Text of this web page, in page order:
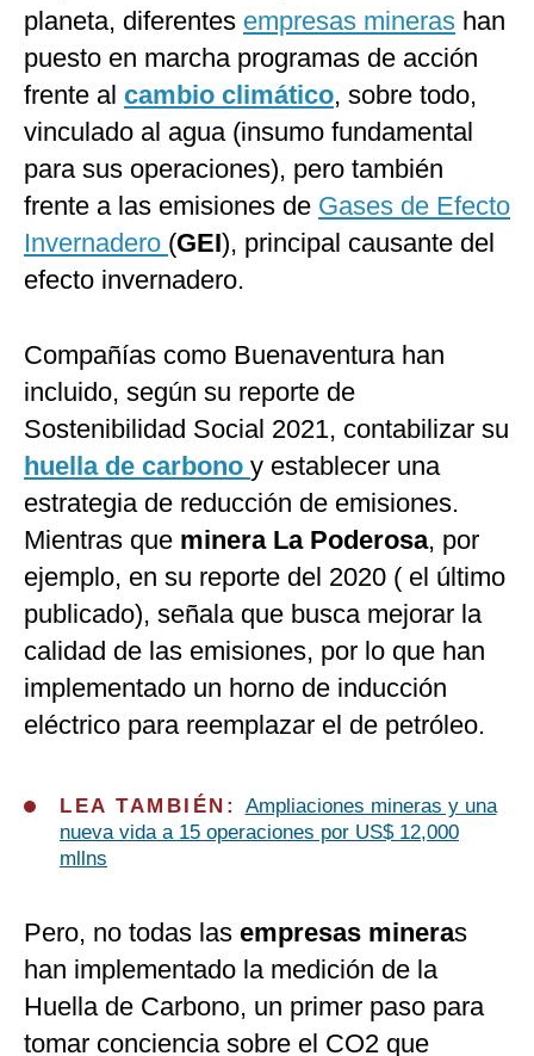
planeta, diferentes empresas mineras han
puesto en marcha programas de acción
frente al cambio climático, sobre todo,
vinculado al agua (insumo fundamental
para sus operaciones), pero también
frente a las emisiones de Gases de Efecto
Invernadero (GEI), principal causante del
efecto invernadero.
Compañías como Buenaventura han
incluido, según su reporte de
Sostenibilidad Social 2021, contabilizar su
huella de carbono y establecer una
estrategia de reducción de emisiones.
Mientras que minera La Poderosa, por
ejemplo, en su reporte del 2020 ( el último
publicado), señala que busca mejorar la
calidad de las emisiones, por lo que han
implementado un horno de inducción
eléctrico para reemplazar el de petróleo.
LEA TAMBIÉN: Ampliaciones mineras y una
nueva vida a 15 operaciones por US$ 12,000
mllns
Pero, no todas las empresas mineras
han implementado la medición de la
Huella de Carbono, un primer paso para
tomar conciencia sobre el CO2 que